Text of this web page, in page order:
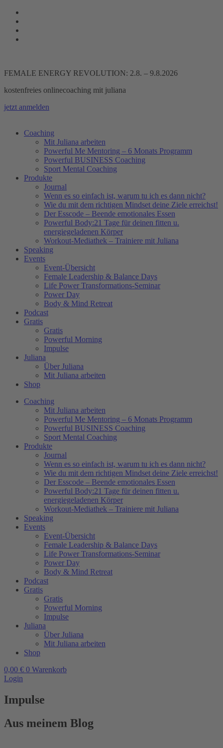
Zum
Inhalt
springen
FEMALE ENERGY REVOLUTION: 2.8. – 9.8.2026
kostenfreies onlinecoaching mit juliana
jetzt anmelden
Coaching
Mit Juliana arbeiten
Powerful Me Mentoring – 6 Monats Programm
Powerful BUSINESS Coaching
Sport Mental Coaching
Produkte
Journal
Wenn es so einfach ist, warum tu ich es dann nicht?
Wie du mit dem richtigen Mindset deine Ziele erreichst!
Der Esscode – Beende emotionales Essen
Powerful Body:21 Tage für deinen fitten u.
energiegeladenen Körper
Workout-Mediathek – Trainiere mit Juliana
Speaking
Events
Event-Übersicht
Female Leadership & Balance Days
Life Power Transformations-Seminar
Power Day
Body & Mind Retreat
Podcast
Gratis
Gratis
Powerful Morning
Impulse
Juliana
Über Juliana
Mit Juliana arbeiten
Shop
Coaching
Mit Juliana arbeiten
Powerful Me Mentoring – 6 Monats Programm
Powerful BUSINESS Coaching
Sport Mental Coaching
Produkte
Journal
Wenn es so einfach ist, warum tu ich es dann nicht?
Wie du mit dem richtigen Mindset deine Ziele erreichst!
Der Esscode – Beende emotionales Essen
Powerful Body:21 Tage für deinen fitten u.
energiegeladenen Körper
Workout-Mediathek – Trainiere mit Juliana
Speaking
Events
Event-Übersicht
Female Leadership & Balance Days
Life Power Transformations-Seminar
Power Day
Body & Mind Retreat
Podcast
Gratis
Gratis
Powerful Morning
Impulse
Juliana
Über Juliana
Mit Juliana arbeiten
Shop
0,00 € 0 Warenkorb
Login
Impulse
Aus meinem Blog